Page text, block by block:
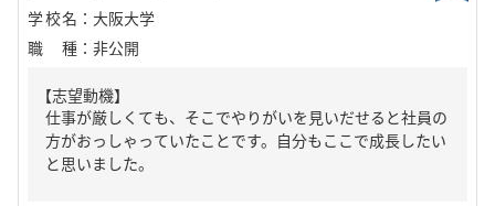
学校名 ： 大阪大学
職種 ： 非公開
【志望動機】
仕事が厳しくても、そこでやりがいを見いだせると社員の
方がおっしゃっていたことです。自分もここで成長したい
と思いました。